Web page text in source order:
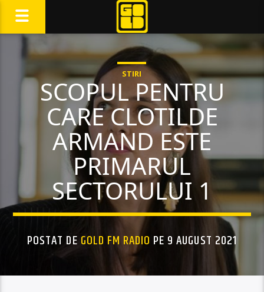
STIRI
SCOPUL PENTRU
CARE CLOTILDE
ARMAND ESTE
PRIMARUL
SECTORULUI 1
POSTAT DE GOLD FM RADIO PE 9 AUGUST 2021